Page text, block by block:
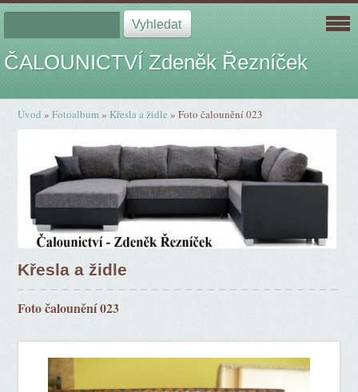
ČALOUNICTVÍ Zdeněk Řezníček
Úvod »Fotoalbum»Křesla a židle »Foto čalounění 023
Křesla a židle
Foto čalounění 023